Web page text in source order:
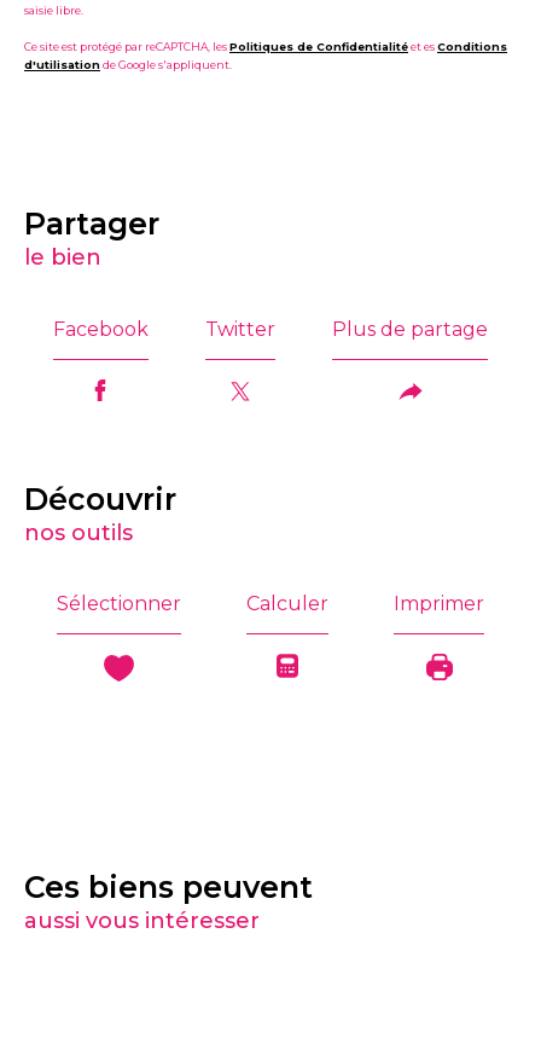
saisie libre.
Ce site est protégé par reCAPTCHA, lesPolitiques de Confidentialitéet esConditions
d'utilisationde Google s'appliquent.
partager
le bien
Facebook Twitter Plus de partage
découvrir
nos outils
Sélectionner Calculer Imprimer
Ces biens peuvent
aussi vous intéresser